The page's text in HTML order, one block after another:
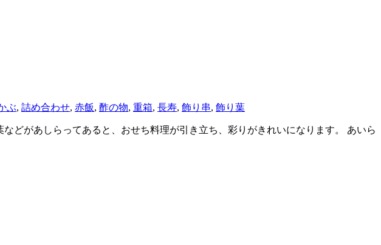
ぶ, 詰め合わせ, 赤飯, 酢の物, 重箱, 長寿, 飾り串, 飾り葉
どがあしらってあると、おせち料理が引き立ち、彩りがきれいになります。 あいら